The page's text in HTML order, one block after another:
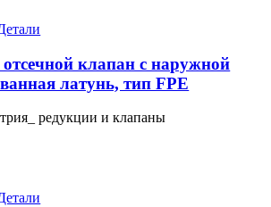
клапан с наружной
латунь, тип FPE
редукции и клапаны